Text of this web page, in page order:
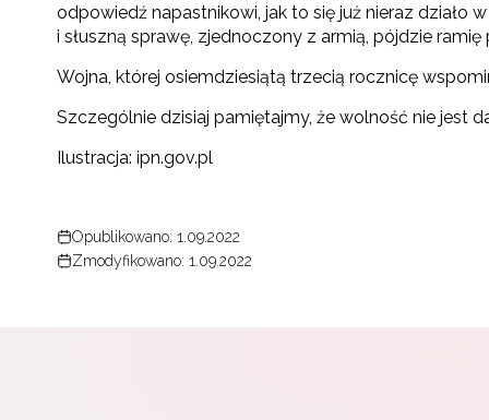
odpowiedź napastnikowi, jak to się już nieraz działo
i słuszną sprawę, zjednoczony z armią, pójdzie
Wojna, której osiemdziesiątą trzecią rocznicę
Szczególnie dzisiaj pamiętajmy, że wolność nie jest
Ilustracja: ipn.gov.pl
Opublikowano: 1.09.2022
Zmodyfikowano: 1.09.2022